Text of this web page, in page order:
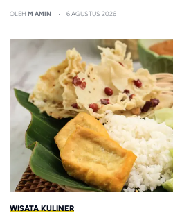
OLEH M AMIN 6 AGUSTUS 2026
WISATA KULINER